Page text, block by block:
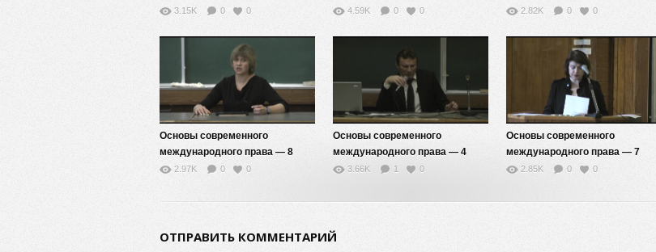
3.15K 0 0 4.59K 0 0 2.82K 0 0
Основы современного
международного права — 8
2.97K 0 0
Основы современного
международного права — 4
3.66K 1 0
Основы современного
международного права — 7
2.85K 0 0
ОТПРАВИТЬ КОММЕНТАРИЙ